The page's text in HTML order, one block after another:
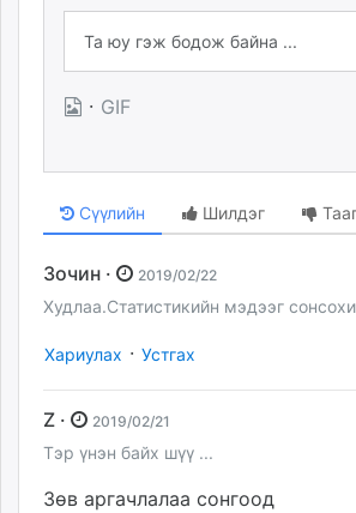
· GIF
Сүүлийн Шилдэг
Зочин · 2019/02/22
Худлаа.Статистикийн мэдээг
Хариулах · Устгах
Z · 2019/02/21
Тэр үнэн байх шүү ...
Зөв аргачлалаа сонгоод